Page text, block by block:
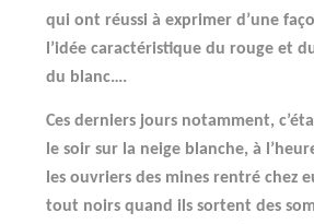
qui ont réussi à exprimer d’une
l’idée caractéristique du rouge et
du blanc….
Ces derniers jours notamment,
le soir sur la neige blanche, à
les ouvriers des mines rentré chez
tout noirs quand ils sortent des